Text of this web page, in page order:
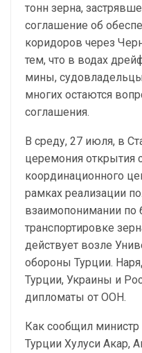
тонн зерна,
соглашение об
коридоров через
тем, что в водах
мины,
многих остаются
соглашения.
В среду, 27 июля, в
церемония открытия
координационного
рамках реализации
взаимопонимании по
транспортировке
действует возле
обороны Турции.
Турции, Украины и
дипломаты от ООН.
Как сообщил
Турции Хулуси Акар,